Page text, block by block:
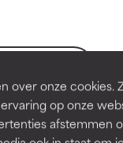
over onze cookies.
op onze
afstemmen
of andere
of andere